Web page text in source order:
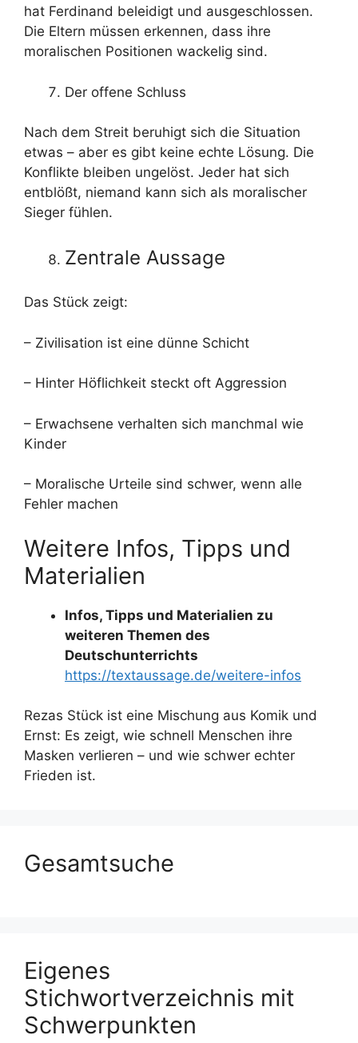
hat Ferdinand beleidigt und ausgeschlossen.
Die Eltern müssen erkennen, dass ihre
moralischen Positionen wackelig sind.
Der offene Schluss
Nach dem Streit beruhigt sich die Situation
etwas – aber es gibt keine echte Lösung. Die
Konflikte bleiben ungelöst. Jeder hat sich
entblößt, niemand kann sich als moralischer
Sieger fühlen.
Zentrale Aussage
Das Stück zeigt:
– Zivilisation ist eine dünne Schicht
– Hinter Höflichkeit steckt oft Aggression
– Erwachsene verhalten sich manchmal wie
Kinder
– Moralische Urteile sind schwer, wenn alle
Fehler machen
Weitere Infos, Tipps und
Materialien
Infos, Tipps und Materialien zu
weiteren Themen des
Deutschunterrichts
https://textaussage.de/weitere-infos
Rezas Stück ist eine Mischung aus Komik und
Ernst: Es zeigt, wie schnell Menschen ihre
Masken verlieren – und wie schwer echter
Frieden ist.
Gesamtsuche
Eigenes
Stichwortverzeichnis mit
Schwerpunkten